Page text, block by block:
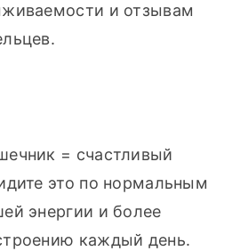
и отзывам
= счастливый
это по нормальным
энергии и более
каждый день.